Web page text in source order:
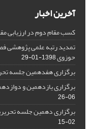
آخرین اخبار
کسب مقام دوم در ارزیابی
تمدید رتبه علمی پژوهشی
حوزوی1398-01-29
برگزاری هفدهمین جلسه
برگزاری یازدهمین و
06-26
برگزاری دهمین جلسه
02-15